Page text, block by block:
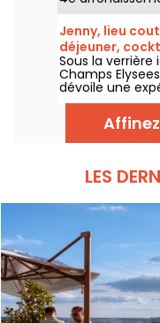
saison 2026
nouvelle offre
sympas.
Jenny, lieu
déjeuner,
Sous la verrière
Champs
dévoile une
héritage
élégant,
inspirés : une
tous les jours
LES